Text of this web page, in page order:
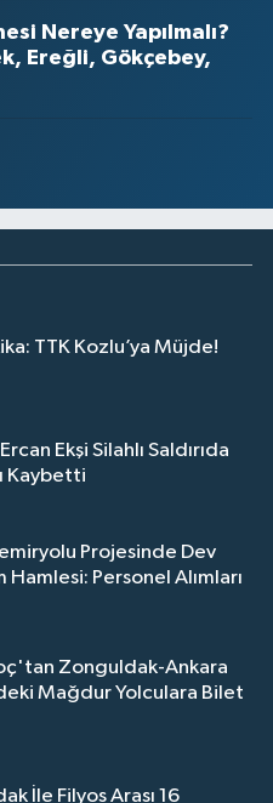
Nereye Yapılmalı?
Ereğli, Gökçebey,
TTK Kozlu’ya Müjde!
Ercan Ekşi Silahlı Saldırıda
Kaybetti
Projesinde Dev
Hamlesi: Personel Alımları
Zonguldak-Ankara
Mağdur Yolculara Bilet
İle Filyos Arası 16